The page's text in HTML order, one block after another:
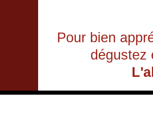
Pour bien
dégustez